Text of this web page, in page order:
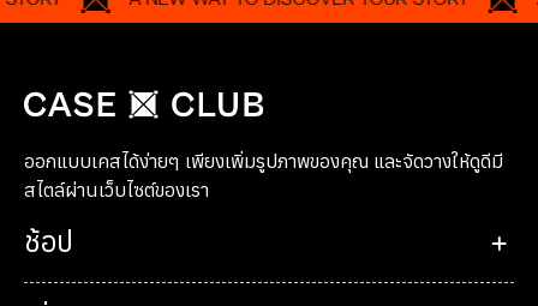
ออกแบบเคสได้ง่ายๆ เพียงเพิ่มรูปภาพของคุณ และจัดวางให้ดูดีมี
สไตล์ผ่านเว็บไซต์ของเรา
ช้อป